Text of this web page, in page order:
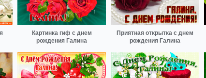
Картинка гиф с днем
рождения Галина
Приятная открытка с днем
рождения Галина